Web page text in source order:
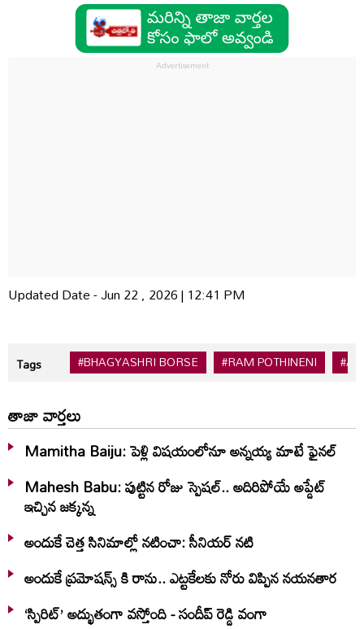
Updated Date - Jun 22 , 2026 | 12:41 PM
Tags #BHAGYASHRI BORSE #RAM POTHINENI
తాజా వార్తలు
Mamitha Baiju: పెళ్లి విషయంలోనూ అన్నయ్య మాటే ఫైనల్‌
Mahesh Babu: పుట్టిన రోజు స్పెషల్.. అదిరిపోయే అప్డేట్
ఇచ్చిన జక్కన్న
అందుకే చెత్త సినిమాల్లో నటించా: సీనియర్ నటి
అందుకే ప్రమోషన్స్ కి రాను.. ఎట్టకేలకు నోరు విప్పిన నయనతార
‘స్పిరిట్’ అద్భుతంగా వస్తోంది - సందీప్ రెడ్డి వంగా